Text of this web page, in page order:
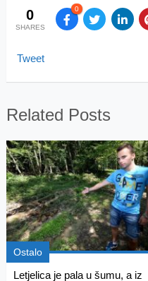
0
SHARES
0
Tweet
Related Posts
Ostalo
Letjelica je pala u šumu, a iz